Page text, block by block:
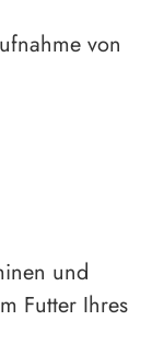
von
und
Futter Ihres